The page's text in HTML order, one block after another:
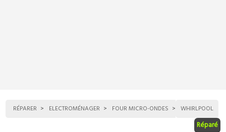
RÉPARER ELECTROMÉNAGER FOUR MICRO-ONDES WHIRLPOOL
Réparé